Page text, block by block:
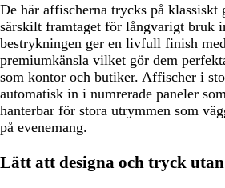
De här affischerna trycks på klassiskt
särskilt framtaget för långvarigt bruk
bestrykningen ger en livfull finish
premiumkänsla vilket gör dem
som kontor och butiker. Affischer i
automatisk in i numrerade paneler
hanterbar för stora utrymmen som
på evenemang.
Lätt att designa och tryck